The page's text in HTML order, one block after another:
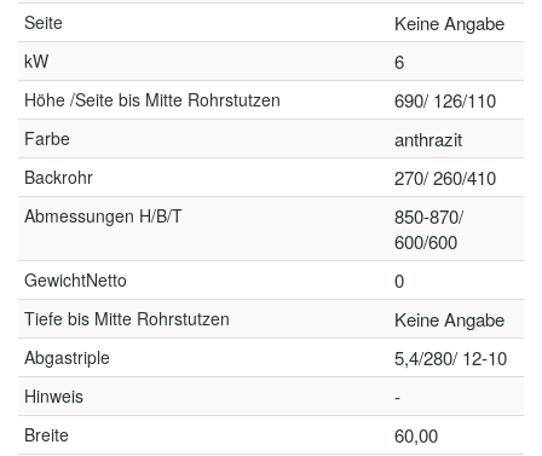
Seite Keine Angabe
kW 6
Höhe /Seite bis Mitte Rohrstutzen 690/ 126/110
Farbe anthrazit
Backrohr 270/ 260/410
Abmessungen H/B/T
850-870/
600/600
GewichtNetto 0
Tiefe bis Mitte Rohrstutzen Keine Angabe
Abgastriple 5,4/280/ 12-10
Hinweis -
Breite 60,00